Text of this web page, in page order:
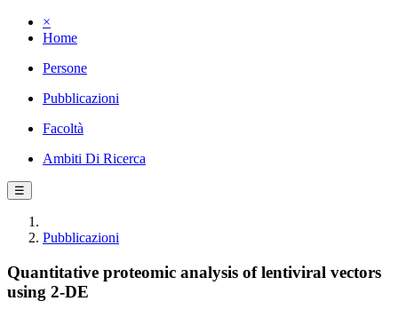
×
Home
Persone
Pubblicazioni
Facoltà
Ambiti Di Ricerca
☰
Pubblicazioni
Quantitative proteomic analysis of lentiviral vectors
using 2-DE